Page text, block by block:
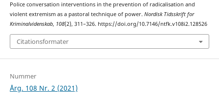
Police conversation interventions in the prevention of radicalisation and
violent extremism as a pastoral technique of power. Nordisk Tidsskrift for
Kriminalvidenskab, 108(2), 311–326. https://doi.org/10.7146/ntfk.v108i2.128526
Citationsformater
Nummer
Årg. 108 Nr. 2 (2021)